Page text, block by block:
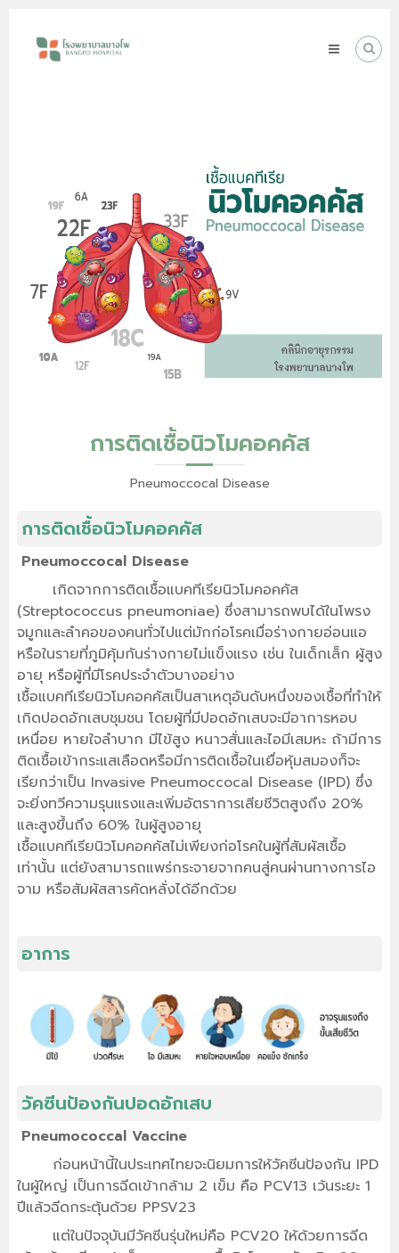
contentพยาบาล
การติดเชื้อนิวโมคอคคัส
Pneumoccocal Disease
การติดเชื้อนิวโมคอคคัส
Pneumoccocal Disease
เกิดจากการติดเชื้อแบคทีเรียนิวโมคอคคัส
(Streptococcus pneumoniae) ซึ่งสามารถพบได้ในโพรง
จมูกและลำคอของคนทั่วไปแต่มักก่อโรคเมื่อร่างกายอ่อนแอ
หรือในรายที่ภูมิคุ้มกันร่างกายไม่แข็งแรง เช่น ในเด็กเล็ก ผู้สูง
อายุ หรือผู้ที่มีโรคประจำตัวบางอย่าง
เชื้อแบคทีเรียนิวโมคอคคัสเป็นสาเหตุอันดับหนึ่งของเชื้อที่ทำให้
เกิดปอดอักเสบชุมชน โดยผู้ที่มีปอดอักเสบจะมีอาการหอบ
เหนื่อย หายใจลำบาก มีไข้สูง หนาวสั่นและไอมีเสมหะ ถ้ามีการ
ติดเชื้อเข้ากระแสเลือดหรือมีการติดเชื้อในเยื่อหุ้มสมองก็จะ
เรียกว่าเป็น Invasive Pneumoccocal Disease (IPD) ซึ่ง
จะยิ่งทวีความรุนแรงและเพิ่มอัตราการเสียชีวิตสูงถึง 20%
และสูงขึ้นถึง 60% ในผู้สูงอายุ
เชื้อแบคทีเรียนิวโมคอคคัสไม่เพียงก่อโรคในผู้ที่สัมผัสเชื้อ
เท่านั้น แต่ยังสามารถแพร่กระจายจากคนสู่คนผ่านทางการไอ
จาม หรือสัมผัสสารคัดหลั่งได้อีกด้วย
อาการ
วัคซีนป้องกันปอดอักเสบ
Pneumococcal Vaccine
ก่อนหน้านี้ในประเทศไทยจะนิยมการให้วัคซีนป้องกัน IPD
ในผู้ใหญ่ เป็นการฉีดเข้ากล้าม 2 เข็ม คือ PCV13 เว้นระยะ 1
ปีแล้วฉีดกระตุ้นด้วย PPSV23
แต่ในปัจจุบันมีวัคซีนรุ่นใหม่คือ PCV20 ให้ด้วยการฉีด